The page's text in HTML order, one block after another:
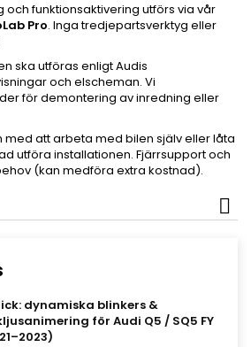
dynamiska blinkers &
för Audi Q5 / SQ5 FY
och funktionsaktivering utförs via vår
Pro. Inga tredjepartsverktyg eller
ska utföras enligt Audis
och elscheman. Vi
för demontering av inredning eller
med att arbeta med bilen själv eller låta
utföra installationen. Fjärrsupport och
(kan medföra extra kostnad).